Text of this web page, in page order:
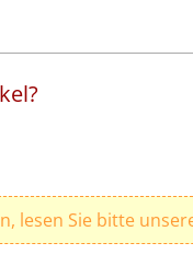
lesen Sie bitte